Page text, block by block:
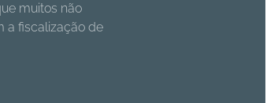
muitos não
a fiscalização de